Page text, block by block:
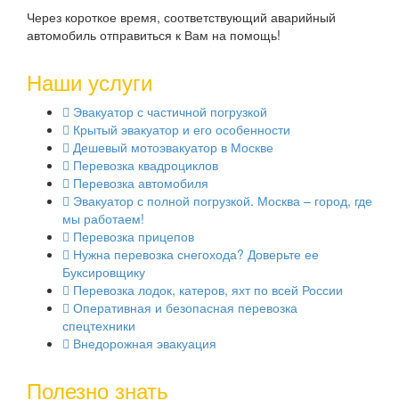
Через короткое время, соответствующий аварийный
автомобиль отправиться к Вам на помощь!
Наши услуги
Эвакуатор с частичной погрузкой
Крытый эвакуатор и его особенности
Дешевый мотоэвакуатор в Москве
Перевозка квадроциклов
Перевозка автомобиля
Эвакуатор с полной погрузкой. Москва – город, где
мы работаем!
Перевозка прицепов
Нужна перевозка снегохода? Доверьте ее
Буксировщику
Перевозка лодок, катеров, яхт по всей России
Оперативная и безопасная перевозка
спецтехники
Внедорожная эвакуация
Полезно знать